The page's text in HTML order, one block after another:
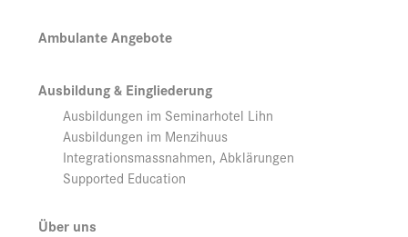
Ambulante Angebote
Ausbildung & Eingliederung
Ausbildungen im Seminarhotel Lihn
Ausbildungen im Menzihuus
Integrationsmassnahmen, Abklärungen
Supported Education
Über uns